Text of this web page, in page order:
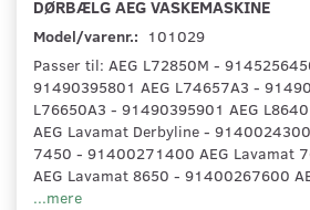
DØRBÆLG AEG VASKEMASKINE
Model/varenr.: 101029
Passer til: AEG L72850M -
91490395801 AEG L74657A3 -
L76650A3 - 91490395901 AEG
AEG Lavamat Derbyline -
7450 - 91400271400 AEG Lavamat
AEG Lavamat 8650 - 91400267600
...mere